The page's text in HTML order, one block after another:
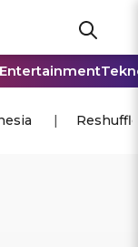
Entertainment